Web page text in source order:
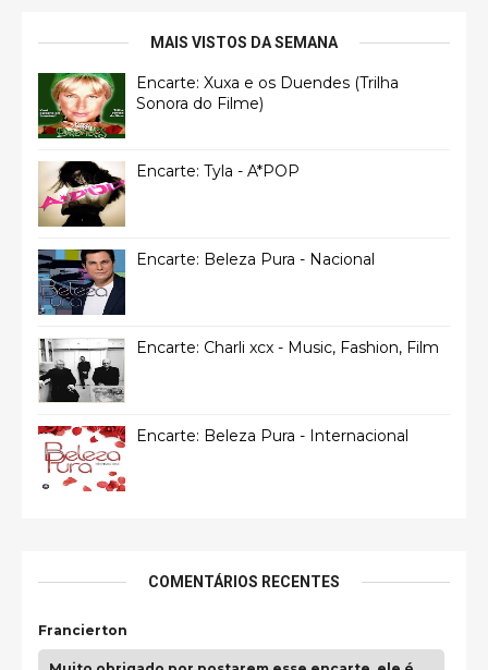
MAIS VISTOS DA SEMANA
Encarte: Xuxa e os Duendes (Trilha
Sonora do Filme)
Encarte: Tyla - A*POP
Encarte: Beleza Pura - Nacional
Encarte: Charli xcx - Music, Fashion, Film
Encarte: Beleza Pura - Internacional
COMENTÁRIOS RECENTES
Francierton